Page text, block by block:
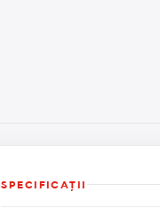
SPECIFICAŢII